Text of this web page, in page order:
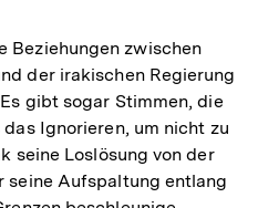
Beziehungen zwischen
der irakischen Regierung
gibt sogar Stimmen, die
Ignorieren, um nicht zu
seine Loslösung von der
seine Aufspaltung entlang